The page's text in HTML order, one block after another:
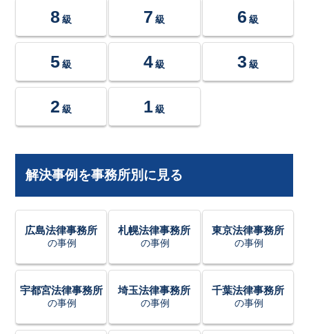
8 級 7 級 6 級
5 級 4 級 3 級
2 級 1 級
解決事例を事務所別に見る
広島法律事務所
の事例
札幌法律事務所
の事例
東京法律事務所
の事例
宇都宮法律事務所
の事例
埼玉法律事務所
の事例
千葉法律事務所
の事例